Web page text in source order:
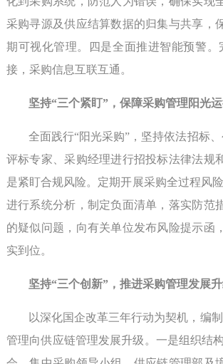
采购寻源及供应结算数据的归集与共享，
期可视化管理。四是全面推进智能预警
接，采购信息互联互通。
坚持“三个紧盯”，保障采购管理阳光
全面践行“阳光采购”，坚持依法招标
评标专家、采购经理进行招投标法律法规
是紧盯合规风险。定期开展采购全过程风
进行系统分析，制定负面清单，落实防范
的疑似问题，向有关单位发布风险提示函
实到位。
坚持“三个创新”，推进采购管理发展
以深化国企改革三年行动为契机，编
管理向供应链管理发展升级。一是组织结